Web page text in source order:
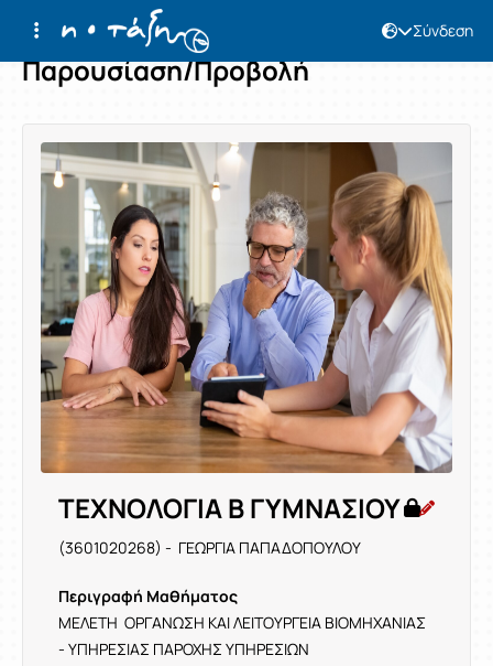
Σύνδεση
Παρουσίαση/Προβολή
ΤΕΧΝΟΛΟΓΙΑ Β ΓΥΜΝΑΣΙΟΥ
(3601020268) - ΓΕΩΡΓΙΑ ΠΑΠΑΔΟΠΟΥΛΟΥ
Περιγραφή Μαθήματος
ΜΕΛΕΤΗ ΟΡΓΑΝΩΣΗ ΚΑΙ ΛΕΙΤΟΥΡΓΕΙΑ ΒΙΟΜΗΧΑΝΙΑΣ
- ΥΠΗΡΕΣΙΑΣ ΠΑΡΟΧΗΣ ΥΠΗΡΕΣΙΩΝ